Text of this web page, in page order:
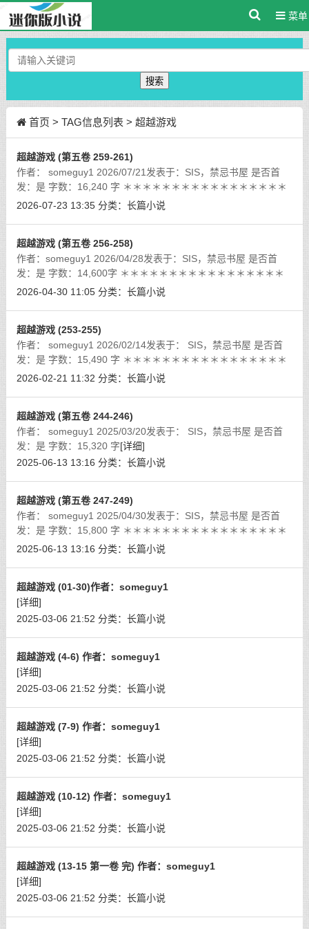
菜单
搜索
首页 > TAG信息列表 > 超越游戏
超越游戏 (第五卷 259-261)
作者： someguy1 2026/07/21发表于：SIS，禁忌书屋 是否首
发：是 字数：16,240 字 ＊＊＊＊＊＊＊＊＊＊＊＊＊＊＊＊＊
＊＊＊＊＊＊＊＊＊＊＊＊＊＊＊＊＊＊ 一眨眼夏天便过去
2026-07-23 13:35 分类： 长篇小说
超越游戏 (第五卷 256-258)
作者：someguy1 2026/04/28发表于：SIS，禁忌书屋 是否首
发：是 字数：14,600字 ＊＊＊＊＊＊＊＊＊＊＊＊＊＊＊＊＊
＊＊＊＊＊＊＊＊＊＊＊＊＊＊＊＊＊＊ 天气越来越好了，
2026-04-30 11:05 分类： 长篇小说
超越游戏 (253-255)
作者： someguy1 2026/02/14发表于： SIS，禁忌书屋 是否首
发：是 字数：15,490 字 ＊＊＊＊＊＊＊＊＊＊＊＊＊＊＊＊＊
＊＊＊＊＊＊＊＊＊＊＊＊＊＊＊＊＊＊ 好久不见，十分抱
2026-02-21 11:32 分类： 长篇小说
超越游戏 (第五卷 244-246)
作者： someguy1 2025/03/20发表于： SIS，禁忌书屋 是否首
发：是 字数：15,320 字[详细]
2025-06-13 13:16 分类： 长篇小说
超越游戏 (第五卷 247-249)
作者： someguy1 2025/04/30发表于：SIS，禁忌书屋 是否首
发：是 字数：15,800 字 ＊＊＊＊＊＊＊＊＊＊＊＊＊＊＊＊＊
＊＊＊＊＊＊＊＊＊＊＊＊＊＊＊＊＊＊ 看到有书友怀疑我太监
2025-06-13 13:16 分类： 长篇小说
超越游戏 (01-30)作者：someguy1
[详细]
2025-03-06 21:52 分类： 长篇小说
超越游戏 (4-6) 作者：someguy1
[详细]
2025-03-06 21:52 分类： 长篇小说
超越游戏 (7-9) 作者：someguy1
[详细]
2025-03-06 21:52 分类： 长篇小说
超越游戏 (10-12) 作者：someguy1
[详细]
2025-03-06 21:52 分类： 长篇小说
超越游戏 (13-15 第一卷 完) 作者：someguy1
[详细]
2025-03-06 21:52 分类： 长篇小说